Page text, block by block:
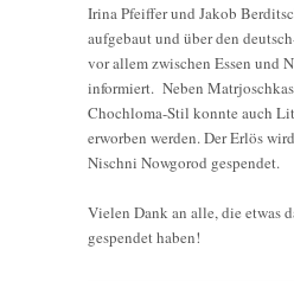
Irina Pfeiffer und Jakob
aufgebaut und über den
vor allem zwischen Essen und
informiert. Neben
Chochloma-Stil konnte auch
erworben werden. Der Erlös
Nischni Nowgorod gespendet.
Vielen Dank an alle, die etwas
gespendet haben!